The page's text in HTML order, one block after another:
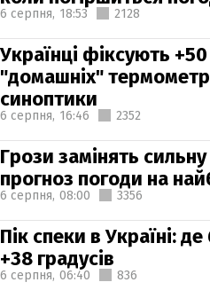
6 серпня, 18:53 2128
Українці фіксують +50
"домашніх"
синоптики
6 серпня, 16:46 2352
Грози замінять
прогноз погоди на
6 серпня, 08:00 3356
Пік спеки в Україні:
+38 градусів
6 серпня, 06:40 836